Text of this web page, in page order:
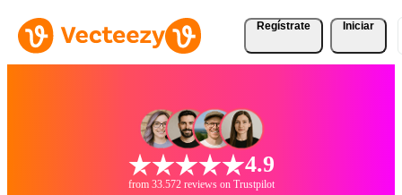
Regístrate Iniciar
4.9
from 33.572 reviews on Trustpilot